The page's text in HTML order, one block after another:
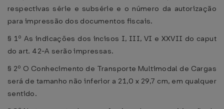
respectivas série e subsérie e o número da autorização
para impressão dos documentos fiscais.
§ 1º As indicações dos incisos I, III, VI e XXVII do caput
do art. 42-A serão impressas.
§ 2º O Conhecimento de Transporte Multimodal de Cargas
será de tamanho não inferior a 21,0 x 29,7 cm, em qualquer
sentido.